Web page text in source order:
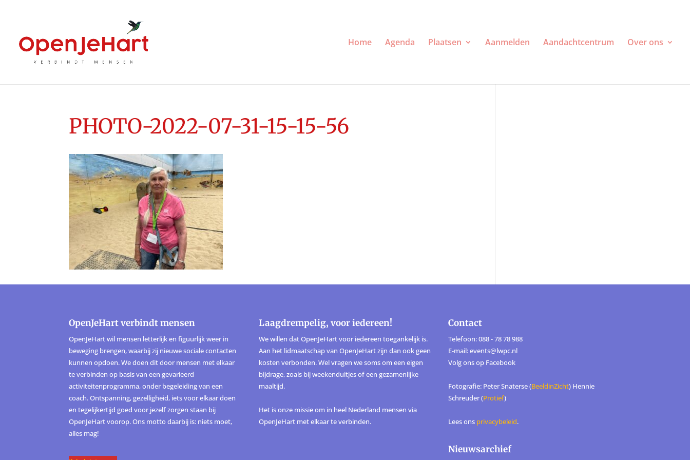
Home Agenda Plaatsen Aanmelden Aandachtcentrum Over ons
PHOTO-2022-07-31-15-15-56
OpenJeHart verbindt mensen
OpenJeHart wil mensen letterlijk en figuurlijk weer in
beweging brengen, waarbij zij nieuwe sociale contacten
kunnen opdoen. We doen dit door mensen met elkaar
te verbinden op basis van een gevarieerd
activiteitenprogramma, onder begeleiding van een
coach. Ontspanning, gezelligheid, iets voor elkaar doen
en tegelijkertijd goed voor jezelf zorgen staan bij
OpenJeHart voorop. Ons motto daarbij is: niets moet,
alles mag!
Laagdrempelig, voor iedereen!
We willen dat OpenJeHart voor iedereen toegankelijk is.
Aan het lidmaatschap van OpenJeHart zijn dan ook geen
kosten verbonden. Wel vragen we soms om een eigen
bijdrage, zoals bij weekenduitjes of een gezamenlijke
maaltijd.
Het is onze missie om in heel Nederland mensen via
OpenJeHart met elkaar te verbinden.
Contact
Telefoon: 088 - 78 78 988
E-mail: events@lwpc.nl
Volg ons op Facebook
Fotografie: Peter Snaterse (BeeldinZicht) Hennie
Schreuder (Protief)
Lees ons privacybeleid.
Nieuwsarchief